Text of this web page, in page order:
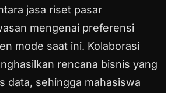
jasa riset pasar
mengenai preferensi
mode saat ini. Kolaborasi
rencana bisnis yang
data, sehingga mahasiswa